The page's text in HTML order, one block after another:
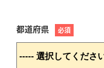
都道府県 必須